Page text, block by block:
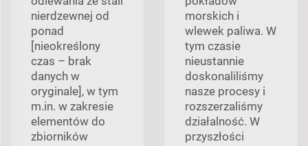
nierdzewnej od
ponad
[nieokreślony
czas – brak
danych w
oryginale], w tym
m.in. w zakresie
elementów do
zbiorników
morskich i
wlewek paliwa. W
tym czasie
nieustannie
doskonaliliśmy
nasze procesy i
rozszerzaliśmy
działalność. W
przyszłości